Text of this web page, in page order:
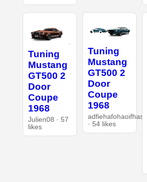
Tuning
Mustang
GT500 2
Door
Coupe
1968
Julien08 · 57
likes
Tuning
Mustang
GT500 2
Door
Coupe
1968
adfiehafohaoifhasd
· 54 likes